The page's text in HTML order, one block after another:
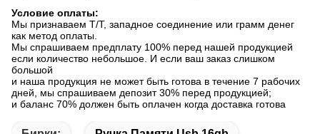
Условие оплаты:
Мы признаваем Т/Т, западное соединение или грамм денег
как метод оплаты.
Мы спрашиваем предплату 100% перед нашей продукцией
если количество небольшое. И если ваш заказ слишком
большой
и наша продукция не может быть готова в течение 7 рабочих
дней, мы спрашиваем депозит 30% перед продукцией;
и баланс 70% должен быть оплачен когда доставка готова